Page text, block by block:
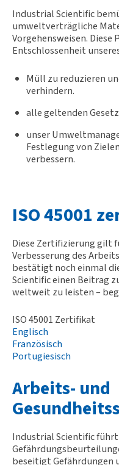
Industrial Scientific
umweltverträgliche
Vorgehensweisen.
Entschlossenheit
Müll zu reduzieren
verhindern.
alle geltenden
unser
Festlegung von
verbessern.
ISO 45001
Diese Zertifizierung gilt
Verbesserung des
bestätigt noch einmal
Scientific einen Beitrag
weltweit zu leisten –
ISO 45001 Zertifikat
Englisch
Französisch
Portugiesisch
Arbeits- und
Industrial Scientific
beseitigt Gefährdungen